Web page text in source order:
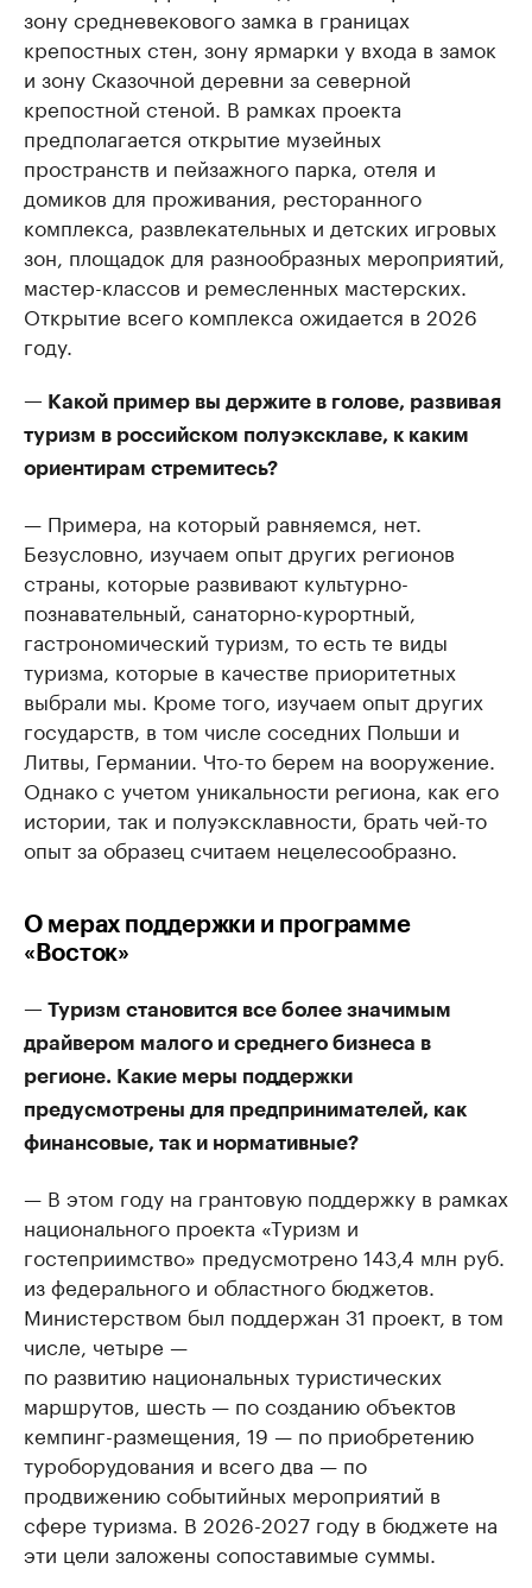
зону средневекового замка в границах
крепостных стен, зону ярмарки у входа в замок
и зону Сказочной деревни за северной
крепостной стеной. В рамках проекта
предполагается открытие музейных
пространств и пейзажного парка, отеля и
домиков для проживания, ресторанного
комплекса, развлекательных и детских игровых
зон, площадок для разнообразных мероприятий,
мастер-классов и ремесленных мастерских.
Открытие всего комплекса ожидается в 2026
году.
— Какой пример вы держите в голове, развивая
туризм в российском полуэксклаве, к каким
ориентирам стремитесь?
— Примера, на который равняемся, нет.
Безусловно, изучаем опыт других регионов
страны, которые развивают культурно-
познавательный, санаторно-курортный,
гастрономический туризм, то есть те виды
туризма, которые в качестве приоритетных
выбрали мы. Кроме того, изучаем опыт других
государств, в том числе соседних Польши и
Литвы, Германии. Что-то берем на вооружение.
Однако с учетом уникальности региона, как его
истории, так и полуэксклавности, брать чей-то
опыт за образец считаем нецелесообразно.
О мерах поддержки и программе
«Восток»
— Туризм становится все более значимым
драйвером малого и среднего бизнеса в
регионе. Какие меры поддержки
предусмотрены для предпринимателей, как
финансовые, так и нормативные?
— В этом году на грантовую поддержку в рамках
национального проекта «Туризм и
гостеприимство» предусмотрено 143,4 млн руб.
из федерального и областного бюджетов.
Министерством был поддержан 31 проект, в том
числе, четыре —
по развитию национальных туристических
маршрутов, шесть — по созданию объектов
кемпинг-размещения, 19 — по приобретению
туроборудования и всего два — по
продвижению событийных мероприятий в
сфере туризма. В 2026-2027 году в бюджете на
эти цели заложены сопоставимые суммы.